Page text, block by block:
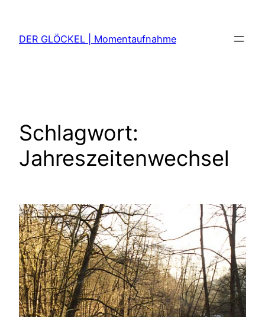
springen
DER GLÖCKEL | Momentaufnahme
Schlagwort:
Jahreszeitenwechsel